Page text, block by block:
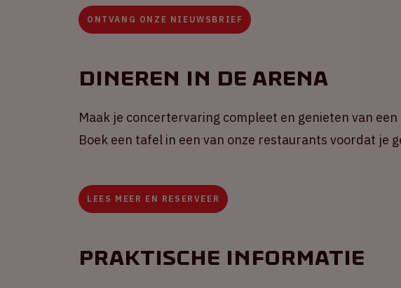
ONTVANG ONZE NIEUWSBRIEF
Dineren in de ArenA
Maak je concertervaring compleet en genieten van een
Boek een tafel in een van onze restaurants voordat je
LEES MEER EN RESERVEER
Praktische informatie